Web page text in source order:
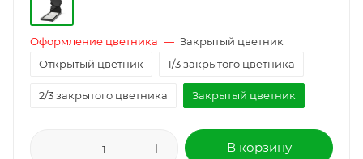
Оформление цветника — Закрытый цветник
Открытый цветник
1/3 закрытого цветника
2/3 закрытого цветника Закрытый цветник
В корзину